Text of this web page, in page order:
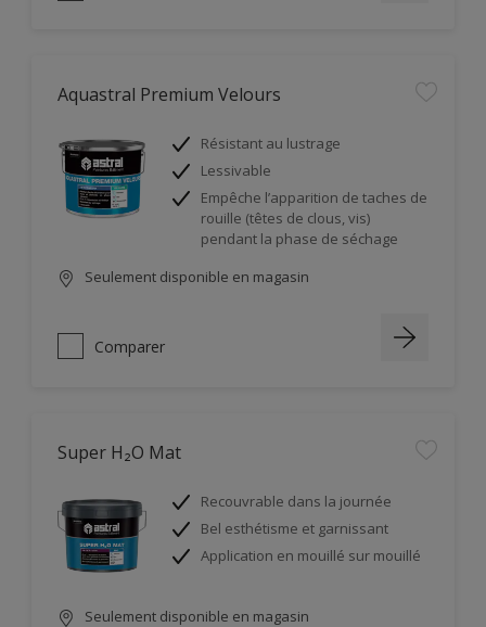
Aquastral Premium Velours
Résistant au lustrage
Lessivable
Empêche l’apparition de taches de
rouille (têtes de clous, vis)
pendant la phase de séchage
Seulement disponible en magasin
Comparer
Super H₂O Mat
Recouvrable dans la journée
Bel esthétisme et garnissant
Application en mouillé sur mouillé
Seulement disponible en magasin